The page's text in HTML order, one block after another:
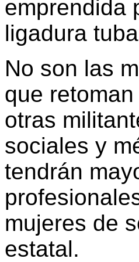
emprendida
ligadura
No son las
que
otras
sociales y
tendrán
mujeres de
estatal.